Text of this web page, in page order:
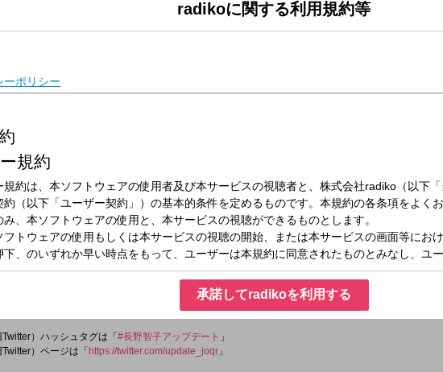
間
長野智子アップデート
ースアップデート】
ゲキ
をアップデート】
明
X」 アカウントは「
@update_joqr
」
twitter.com/update_joqr
ュタグ #長野智子アップデート
）ハッシュタグは「 #長野智子アップデート 」
）ページは「 https://twitter.com/update_joqr 」
radikoに関する利用規約等
承諾してradikoを利用する